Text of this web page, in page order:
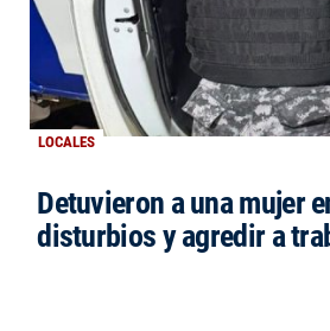
LOCALES
Detuvieron a una mujer
disturbios y agredir a